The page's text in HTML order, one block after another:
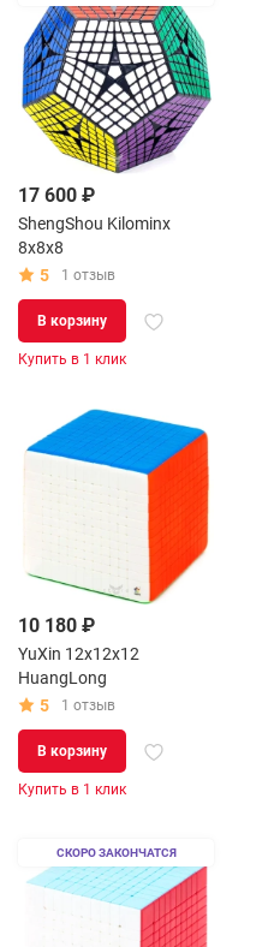
17 600 ₽
ShengShou Kilominx
8x8x8
5
1 отзыв
В корзину
Купить в 1 клик
10 180 ₽
YuXin 12x12x12
HuangLong
5
1 отзыв
В корзину
Купить в 1 клик
СКОРО ЗАКОНЧАТСЯ